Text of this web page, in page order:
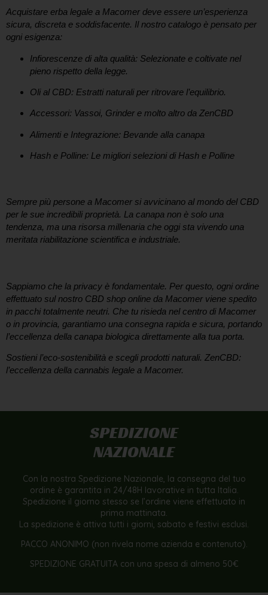
Acquistare erba legale a Macomer deve essere un’esperienza
sicura, discreta e soddisfacente. Il nostro catalogo è pensato per
ogni esigenza:
Infiorescenze di alta qualità: Selezionate e coltivate nel
pieno rispetto della legge.
Oli al CBD: Estratti naturali per ritrovare l’equilibrio.
Accessori: Vassoi, Grinder e molto altro da ZenCBD
Alimenti e Integrazione: Bevande alla canapa
Hash e Polline: Le migliori selezioni di Hash e Polline
Sempre più persone a Macomer si avvicinano al mondo del CBD
per le sue incredibili proprietà. La canapa non è solo una
tendenza, ma una risorsa millenaria che oggi sta vivendo una
meritata riabilitazione scientifica e industriale.
Sappiamo che la privacy è fondamentale. Per questo, ogni ordine
effettuato sul nostro CBD shop online da Macomer viene spedito
in pacchi totalmente neutri. Che tu risieda nel centro di Macomer
o in provincia, garantiamo una consegna rapida e sicura, portando
l’eccellenza della canapa biologica direttamente alla tua porta.
Sostieni l’eco-sostenibilità e scegli prodotti naturali. ZenCBD:
l’eccellenza della cannabis legale a Macomer.
SPEDIZIONE
NAZIONALE
Con la nostra Spedizione Nazionale, la consegna del tuo
ordine è garantita in 24/48H lavorative in tutta Italia.
Spedizione il giorno stesso se l’ordine viene effettuato in
prima mattinata.
La spedizione è attiva tutti i giorni, sabato e festivi esclusi.
PACCO ANONIMO (non rivela nome azienda e contenuto).
SPEDIZIONE GRATUITA con una spesa di almeno 50€